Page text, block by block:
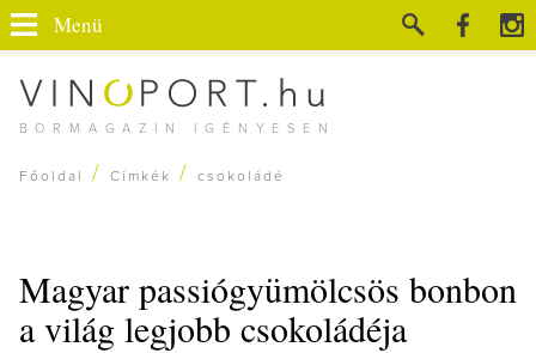
BORMAGAZIN IGÉNYESEN
Menü
Főoldal / Címkék / csokoládé
Magyar passiógyümölcsös bonbon
a világ legjobb csokoládéja